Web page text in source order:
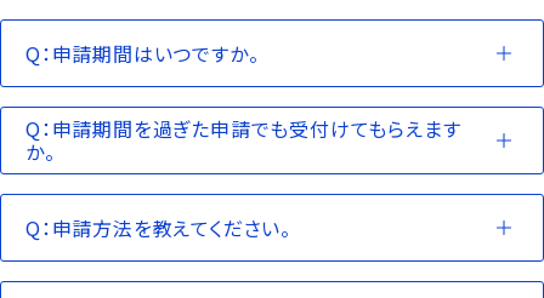
Q：申請期間はいつですか。
Q：申請期間を過ぎた申請でも受付けてもらえます
か。
Q：申請方法を教えてください。